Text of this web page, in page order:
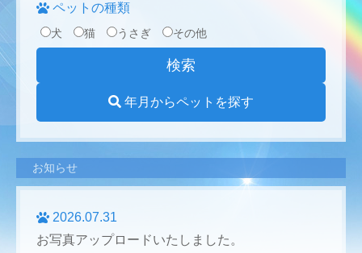
ペットの種類
犬 猫 うさぎ その他
年月からペットを探す
お知らせ
2026.07.31
お写真アップロードいたしました。